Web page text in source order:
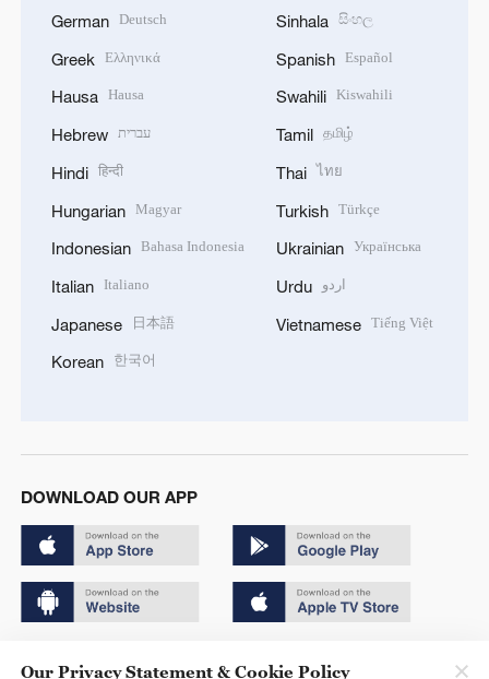
German Deutsch
Greek Ελληνικά
Hausa Hausa
Hebrew עברית
Hindi हिन्दी
Hungarian Magyar
Indonesian Bahasa Indonesia
Italian Italiano
Japanese 日本語
Korean 한국어
Sinhala සිංහල
Spanish Español
Swahili Kiswahili
Tamil தமிழ்
Thai ไทย
Turkish Türkçe
Ukrainian Українська
Urdu اردو
Vietnamese Tiếng Việt
DOWNLOAD OUR APP
Our Privacy Statement & Cookie Policy